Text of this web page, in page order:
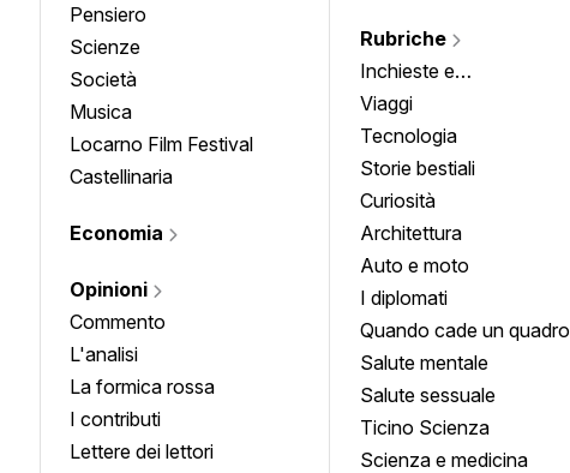
Pensiero
Scienze
Società
Musica
Locarno Film Festival
Castellinaria
Economia
Opinioni
Commento
L'analisi
La formica rossa
I contributi
Lettere dei lettori
Rubriche
Inchieste e
approfondimenti
Viaggi
Tecnologia
Storie bestiali
Curiosità
Architettura
Auto e moto
I diplomati
Quando cade un quadro
Salute mentale
Salute sessuale
Ticino Scienza
Scienza e medicina